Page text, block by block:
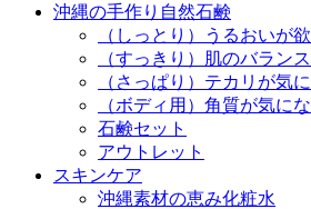
沖縄の手作り自然石鹸
（しっとり）うるおいが
（すっきり）肌のバラン
（さっぱり）テカリが気
（ボディ用）角質が気に
石鹸セット
アウトレット
スキンケア
沖縄素材の恵み化粧水